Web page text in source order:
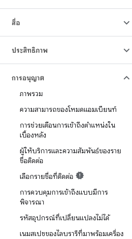
สื่อ
ประสิทธิภาพ
การอนุญาต
ภาพรวม
ความสามารถของโหมดแอมเบียนท์
การช่วยเตือนการเข้าถึงตำแหน่งใน
เบื้องหลัง
ผู้ให้บริการและความสัมพันธ์ของราย
ชื่อติดต่อ
เลือกรายชื่อที่ติดต่อ
การควบคุมการเข้าถึงแบบมีการ
พิจารณา
รหัสอุปกรณ์ที่เปลี่ยนแปลงไม่ได้
เนมสเปซของไลบรารีที่มาพร้อมเครื่อง